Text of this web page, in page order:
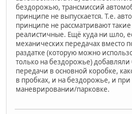
бездорожью, трансмиссий
принципе не выпускается. Т.е.
принципе не рассматривают
реалистичные. Ещё куда ни шло,
механических передачах
раздатке (которую можно
только на бездорожье)
передачи в основной коробке,
в пробках, и на бездорожье, и при
маневрировании/парковке.